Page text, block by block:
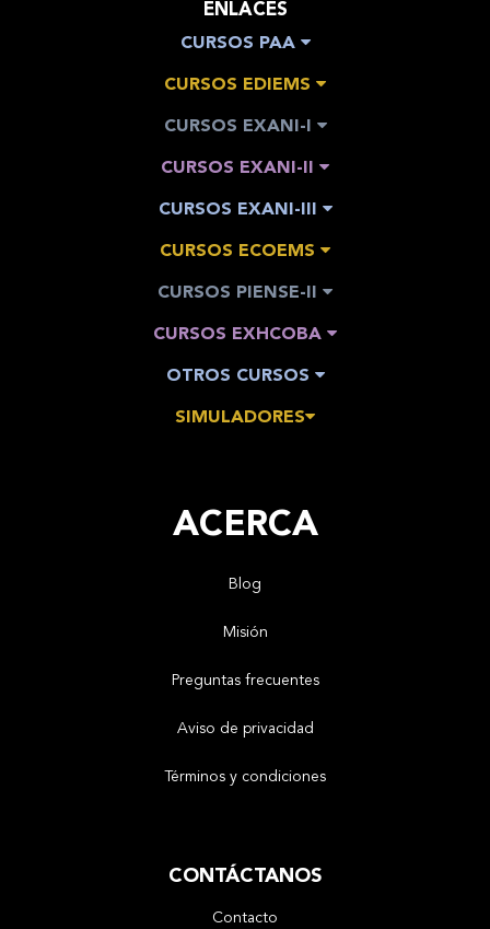
ENLACES
CURSOS PAA
CURSOS EDIEMS
CURSOS EXANI-I
CURSOS EXANI-II
CURSOS EXANI-III
CURSOS ECOEMS
CURSOS PIENSE-II
CURSOS EXHCOBA
OTROS CURSOS
SIMULADORES
ACERCA
Blog
Misión
Preguntas frecuentes
Aviso de privacidad
Términos y condiciones
CONTÁCTANOS
Contacto